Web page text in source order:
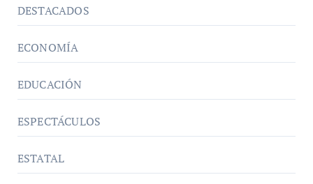
DESTACADOS
ECONOMÍA
EDUCACIÓN
ESPECTÁCULOS
ESTATAL